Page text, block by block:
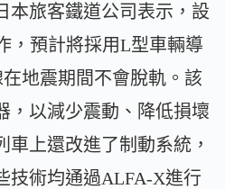
本旅客鐵道公司表示，設
，預計將採用L型車輛導
地震期間不會脫軌。該
，以減少震動、降低損壞
車上還改進了制動系統，
技術均通過ALFA-X進行